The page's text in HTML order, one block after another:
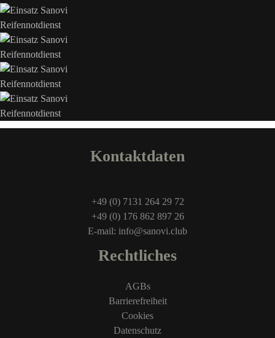
Kontaktdaten
+49 (0) 7131 264 29 72
+49 (0) 176 862 897 26
E-mail: info@sanovi.club
Rechtliches
AGBs
Barrierefreiheit
Cookies
Datenschutz